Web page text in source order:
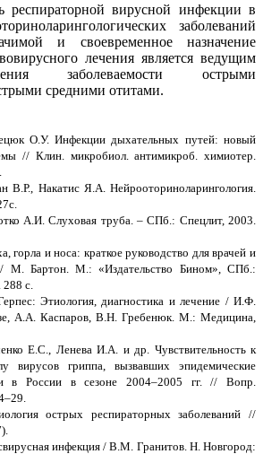
респираторной вирусной инфекции в
заболеваний
и своевременное назначение
лечения является ведущим
заболеваемости острыми
средними отитами.
О.У. Инфекции дыхательных путей: новый
// Клин. микробиол. антимикроб. химиотер.
Накатис Я.А. Нейрооториноларингология.
А.И. Слуховая труба. – СПб.: Спецлит, 2003.
и носа: краткое руководство для врачей и
/ М. Бартон. М.: «Издательство Бином», СПб.:
с.
Этиология, диагностика и лечение / И.Ф.
А.А. Каспаров, В.Н. Гребенюк. М.: Медицина,
Е.С., Ленева И.А. и др. Чувствительность к
вирусов гриппа, вызвавших эпидемические
в России в сезоне 2004–2005 гг. // Вопр.
острых респираторных заболеваний //
инфекция / В.М. Гранитов. Н. Новгород: